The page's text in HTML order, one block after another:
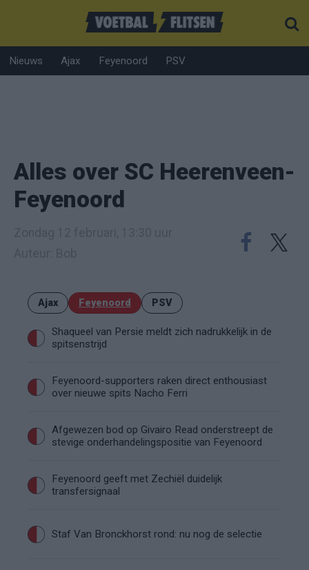
Nieuws Ajax Feyenoord PSV
Alles over SC Heerenveen-
Feyenoord
Ajax Feyenoord PSV
Shaqueel van Persie meldt zich nadrukkelijk in de
spitsenstrijd
Feyenoord-supporters raken direct enthousiast
over nieuwe spits Nacho Ferri
Afgewezen bod op Givairo Read onderstreept de
stevige onderhandelingspositie van Feyenoord
Feyenoord geeft met Zechiël duidelijk
transfersignaal
Staf Van Bronckhorst rond: nu nog de selectie